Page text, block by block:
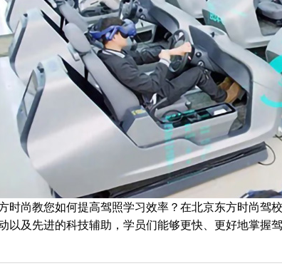
时尚教您如何提高驾照学习效率？在北京东方时尚驾
以及先进的科技辅助，学员们能够更快、更好地掌握